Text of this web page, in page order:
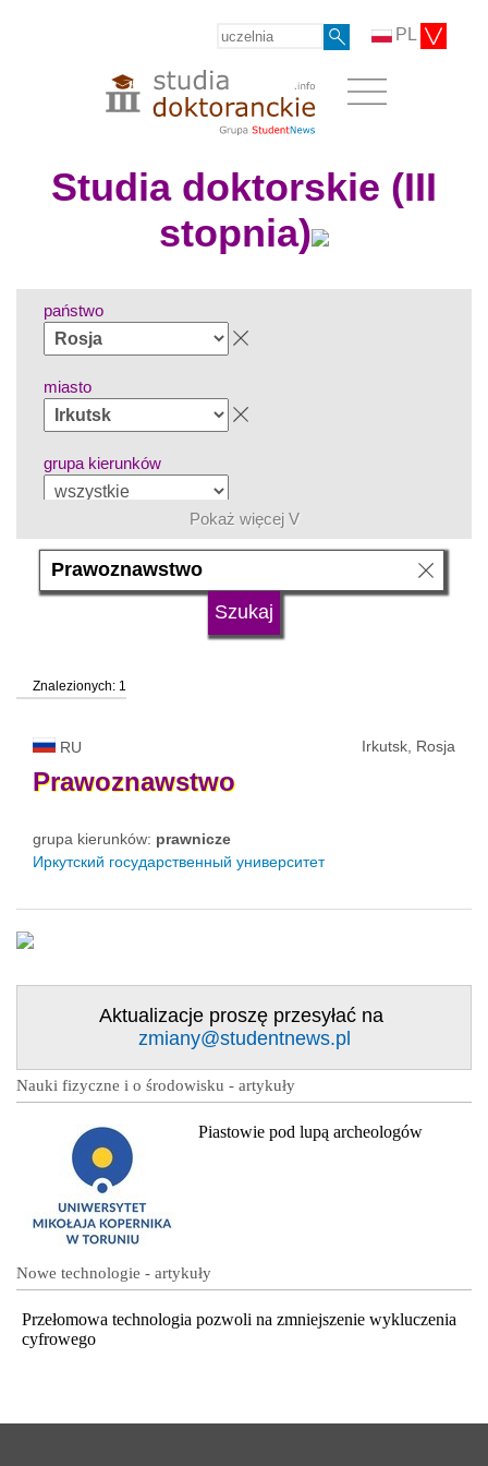
PL
Studia doktorskie (III
stopnia)
państwo
miasto
grupa kierunków
język
status uczelni
Pokaż więcej V
Znalezionych: 1
RU Irkutsk, Rosja
Prawoznawstwo
grupa kierunków: prawnicze
Иркутский государственный университет
Aktualizacje proszę przesyłać na
zmiany@studentnews.pl
Nauki fizyczne i o środowisku - artykuły
Piastowie pod lupą archeologów
Nowe technologie - artykuły
Przełomowa technologia pozwoli na zmniejszenie wykluczenia
cyfrowego